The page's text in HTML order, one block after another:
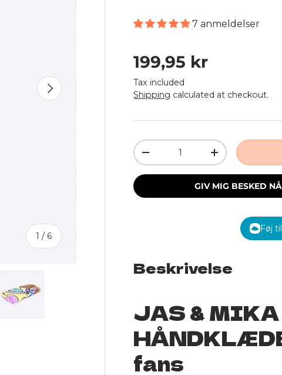
1 / of
6
Next
Load image 6 in gallery view
7 anmeldelser
Regular price
199,95 kr
Tax included
Shipping calculated at checkout.
Qty
Decrease quantityIncrease
GIV MIG BESKED
Føj
Beskrivelse
JAS & MIKA
fans